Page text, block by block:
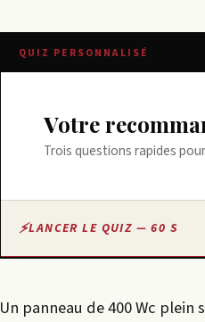
QUIZ PERSONNALISÉ
Votre
Trois questions rapides
LANCER LE QUIZ — 60 S
Un panneau de 400 Wc